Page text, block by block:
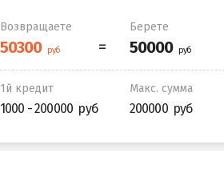
Возвращаете Берете
1й кредит
1000 - 200000
Макс. сумма
200000